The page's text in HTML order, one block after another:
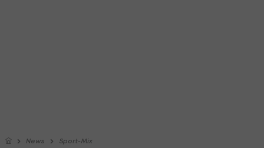
News Sport-Mix